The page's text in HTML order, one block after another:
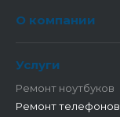
О компании
Услуги
Ремонт ноутбуков
Ремонт телефонов